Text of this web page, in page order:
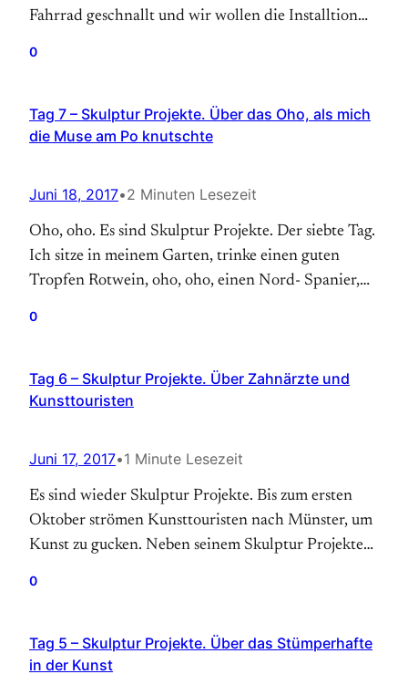
Fahrrad geschnallt und wir wollen die Installtion
Kirchplatz noch Kunst. Dann hat die Frau Glück
und…
0
Tag 7 – Skulptur Projekte. Über das Oho, als mich
die Muse am Po knutschte
Juni 18, 2017•2 Minuten Lesezeit
Oho, oho. Es sind Skulptur Projekte. Der siebte Tag.
Ich sitze in meinem Garten, trinke einen guten
Tropfen Rotwein, oho, oho, einen Nord- Spanier,
erdigen Tropfen mit positiven…
0
Tag 6 – Skulptur Projekte. Über Zahnärzte und
Kunsttouristen
Juni 17, 2017•1 Minute Lesezeit
Es sind wieder Skulptur Projekte. Bis zum ersten
Oktober strömen Kunsttouristen nach Münster, um
Kunst zu gucken. Neben seinem Skulptur Projekte
der Fortbewegung, die hier in der Provinz so
typisch scheint. Nach hundert…
0
Tag 5 – Skulptur Projekte. Über das Stümperhafte
in der Kunst